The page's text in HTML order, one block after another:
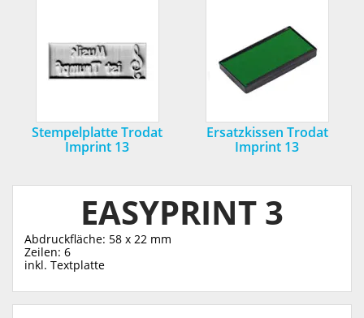
Stempelplatte Trodat
Imprint 13
Ersatzkissen Trodat
Imprint 13
EASYPRINT 3
Abdruckfläche: 58 x 22 mm
Zeilen: 6
inkl. Textplatte